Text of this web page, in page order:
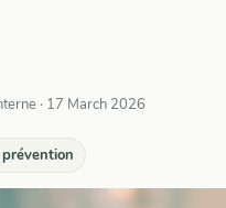
· 17 March 2026